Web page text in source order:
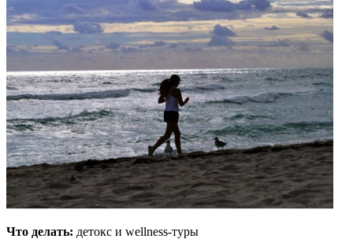
Что делать: детокс и wellness-туры